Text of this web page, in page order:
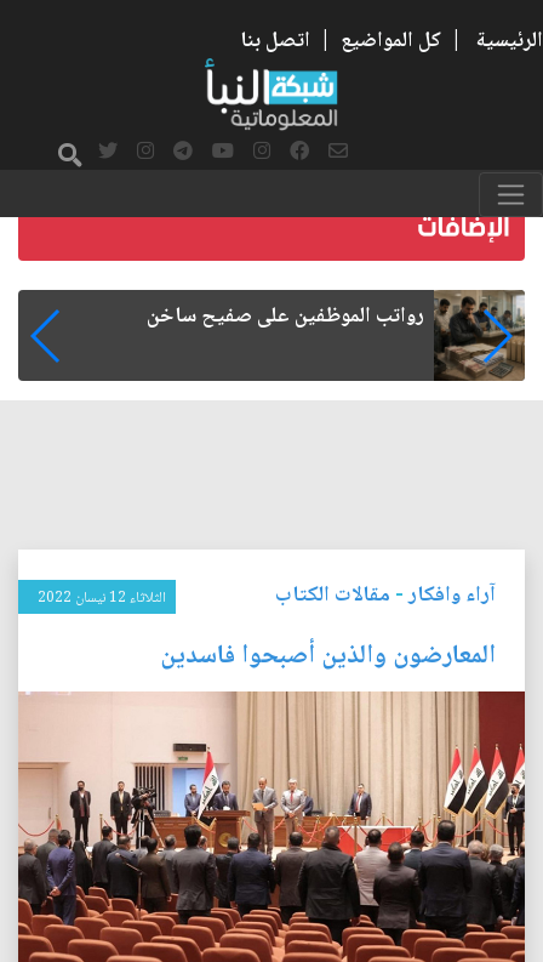
الرئيسية | كل المواضيع | اتصل بنا
رواتب الموظفين على صفيح ساخن
آراء وافكار- مقالات الكتاب الثلاثاء 12 نيسان 2022
المعارضون والذين أصبحوا فاسدين